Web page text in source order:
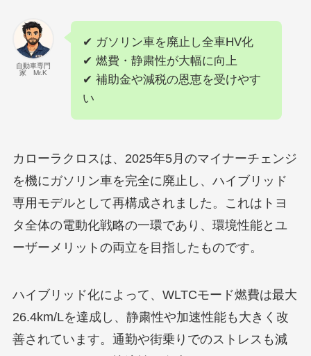
自動車専門
家 Mr.K
✔ ガソリン車を廃止し全車HV化
✔ 燃費・静粛性が大幅に向上
✔ 補助金や減税の恩恵を受けやす
い
カローラクロスは、2025年5月のマイナーチェンジ
を機にガソリン車を完全に廃止し、ハイブリッド
専用モデルとして再構成されました。これはトヨ
タ全体の電動化戦略の一環であり、環境性能とユ
ーザーメリットの両立を目指したものです。
ハイブリッド化によって、WLTCモード燃費は最大
26.4km/Lを達成し、静粛性や加速性能も大きく改
善されています。通勤や街乗りでのストレスも減